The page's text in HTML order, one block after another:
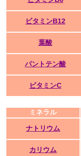
ビタミンB12
葉酸
パントテン酸
ビタミンC
ミネラル
ナトリウム
カリウム